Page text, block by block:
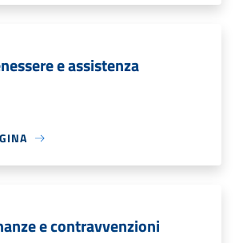
e assistenza
e contravvenzioni